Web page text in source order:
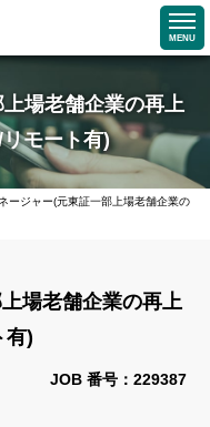
MENU
場老舗企業の再上
モート有)
ージャー(元東証一部上場老舗企業の
場老舗企業の再上
有)
JOB 番号：229387